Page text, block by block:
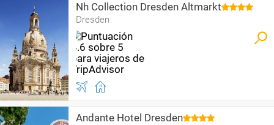
Nh Collection Dresden Altmarkt
Dresden
Andante Hotel Dresden